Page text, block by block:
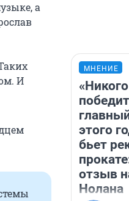
а
И
МНЕНИЕ
этого
бьет
отзыв
Нолана